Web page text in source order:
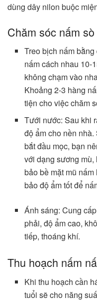
dùng dây nilon buộc
Chăm sóc nấm sò
Treo bịch nấm
nấm cách nhau 10-
không chạm vào
Khoảng 2-3 hàng
tiện cho việc chăm
Tưới nước: Sau khi
độ ẩm cho nền
bắt đầu mọc, bạn
với dạng sương
bảo bề mặt mũ
bảo độ ẩm tốt để
Ánh sáng: Cung
phải, độ ẩm cao,
tiếp, thoáng khí.
Thu hoạch nấm
Khi thu hoạch cần
tuổi sẽ cho năng